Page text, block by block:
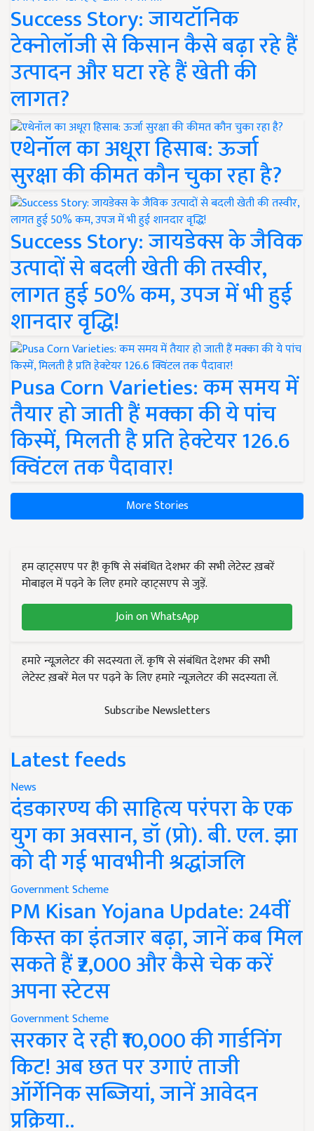
Success Story: जायटॉनिक
टेक्नोलॉजी से किसान कैसे बढ़ा रहे हैं
उत्पादन और घटा रहे हैं खेती की
लागत?
एथेनॉल का अधूरा हिसाब: ऊर्जा
सुरक्षा की कीमत कौन चुका रहा है?
Success Story: जायडेक्स के जैविक
उत्पादों से बदली खेती की तस्वीर,
लागत हुई 50% कम, उपज में भी हुई
शानदार वृद्धि!
Pusa Corn Varieties: कम समय में
तैयार हो जाती हैं मक्का की ये पांच
किस्में, मिलती है प्रति हेक्टेयर 126.6
क्विंटल तक पैदावार!
More Stories
हम व्हाट्सएप पर हैं! कृषि से संबंधित देशभर की सभी लेटेस्ट ख़बरें
मोबाइल में पढ़ने के लिए हमारे व्हाट्सएप से जुड़ें.
Join on WhatsApp
हमारे न्यूज़लेटर की सदस्यता लें. कृषि से संबंधित देशभर की सभी
लेटेस्ट ख़बरें मेल पर पढ़ने के लिए हमारे न्यूज़लेटर की सदस्यता लें.
Subscribe Newsletters
Latest feeds
News
दंडकारण्य की साहित्य परंपरा के एक
युग का अवसान, डॉ (प्रो). बी. एल. झा
को दी गई भावभीनी श्रद्धांजलि
Government Scheme
PM Kisan Yojana Update: 24वीं
किस्त का इंतजार बढ़ा, जानें कब मिल
सकते हैं ₹2,000 और कैसे चेक करें
अपना स्टेटस
Government Scheme
सरकार दे रही ₹10,000 की गार्डनिंग
किट! अब छत पर उगाएं ताजी
ऑर्गेनिक सब्जियां, जानें आवेदन
प्रक्रिया..